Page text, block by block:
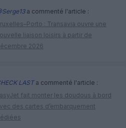
a commenté l'article :
: Transavia ouvre une
liaison loisirs à partir de
2026
LASTa commenté l'article :
fait monter les doudous à bord
des cartes d’embarquement